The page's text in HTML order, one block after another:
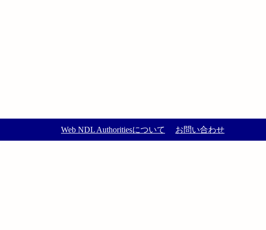
Web NDL Authoritiesについて お問い合わせ